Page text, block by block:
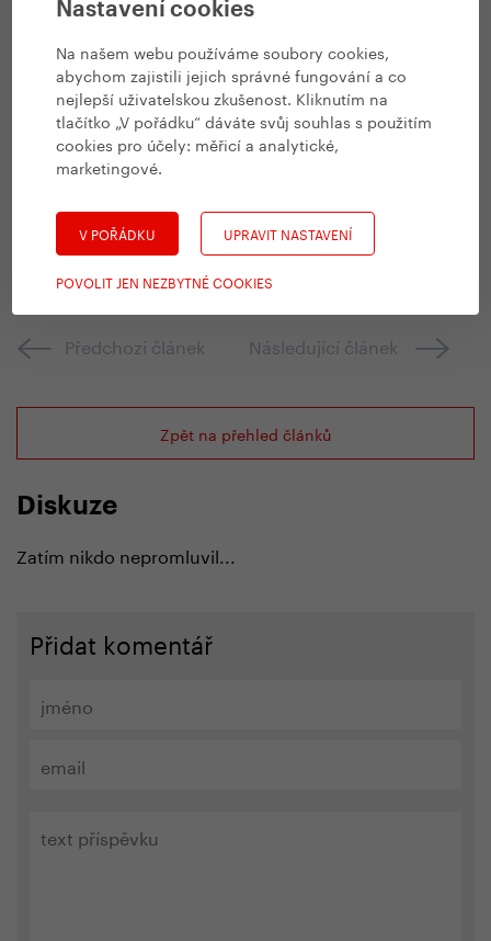
Nastavení cookies
Na našem webu používáme soubory cookies,
abychom zajistili jejich správné fungování a co
nejlepší uživatelskou zkušenost. Kliknutím na
tlačítko „V pořádku“ dáváte svůj souhlas s použitím
cookies pro účely: měřicí a analytické,
marketingové.
V POŘÁDKU UPRAVIT NASTAVENÍ
POVOLIT JEN NEZBYTNÉ COOKIES
Předchozí článek Následující článek
Zpět na přehled článků
Diskuze
Zatím nikdo nepromluvil...
Přidat komentář